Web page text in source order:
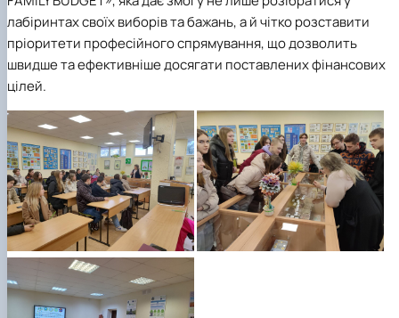
лабіринтах своїх виборів та бажань, а й чітко розставити
пріоритети професійного спрямування, що дозволить
швидше та ефективніше досягати поставлених фінансових
цілей.